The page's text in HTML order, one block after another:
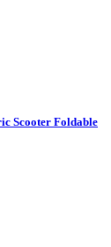
Scooter Foldable